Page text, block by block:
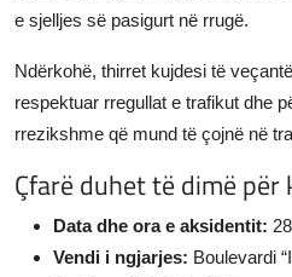
e sjelljes së pasigurt në rrugë.
Ndërkohë, thirret kujdesi të
respektuar rregullat e trafikut dhe
rrezikshme që mund të çojnë në
Çfarë duhet të dimë për
Data dhe ora e aksidentit:
Vendi i ngjarjes: Boulevardi